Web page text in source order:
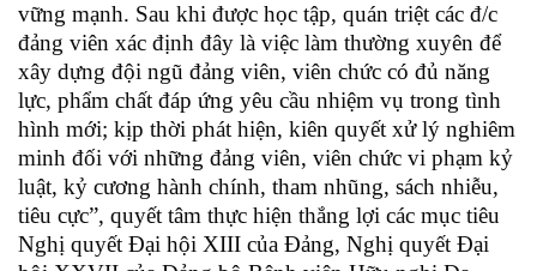
vững mạnh. Sau khi được học tập, quán triệt các đ/c
đảng viên xác định đây là việc làm thường xuyên để
xây dựng đội ngũ đảng viên, viên chức có đủ năng
lực, phẩm chất đáp ứng yêu cầu nhiệm vụ trong tình
hình mới; kịp thời phát hiện, kiên quyết xử lý nghiêm
minh đối với những đảng viên, viên chức vi phạm kỷ
luật, kỷ cương hành chính, tham nhũng, sách nhiễu,
tiêu cực”, quyết tâm thực hiện thắng lợi các mục tiêu
Nghị quyết Đại hội XIII của Đảng, Nghị quyết Đại